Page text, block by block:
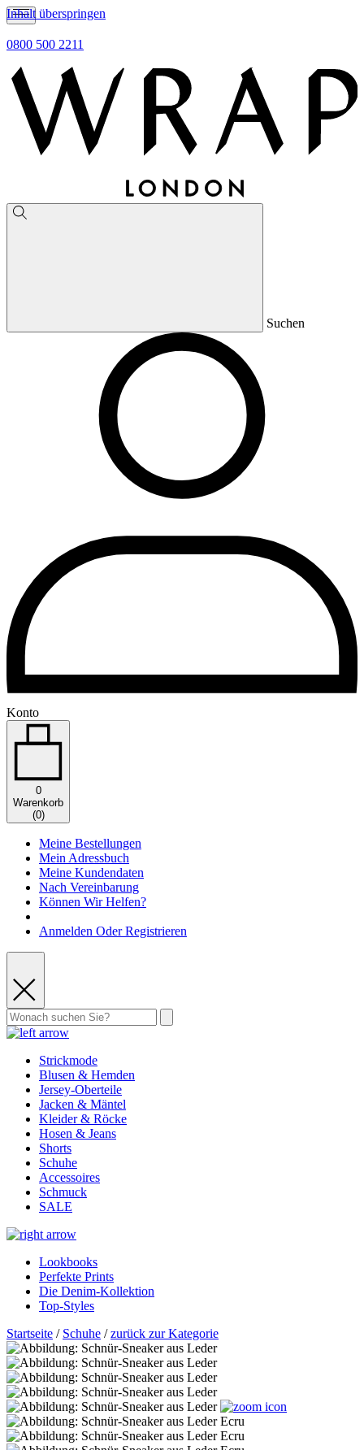
Inhalt überspringen
0800 500 2211
Suchen
Konto
0
Warenkorb
(0)
Meine Bestellungen
Mein Adressbuch
Meine Kundendaten
Nach Vereinbarung
Können Wir Helfen?
Anmelden Oder Registrieren
Strickmode
Blusen & Hemden
Jersey-Oberteile
Jacken & Mäntel
Kleider & Röcke
Hosen & Jeans
Shorts
Schuhe
Accessoires
Schmuck
SALE
Lookbooks
Perfekte Prints
Die Denim-Kollektion
Top-Styles
Startseite / Schuhe /zurück zur Kategorie